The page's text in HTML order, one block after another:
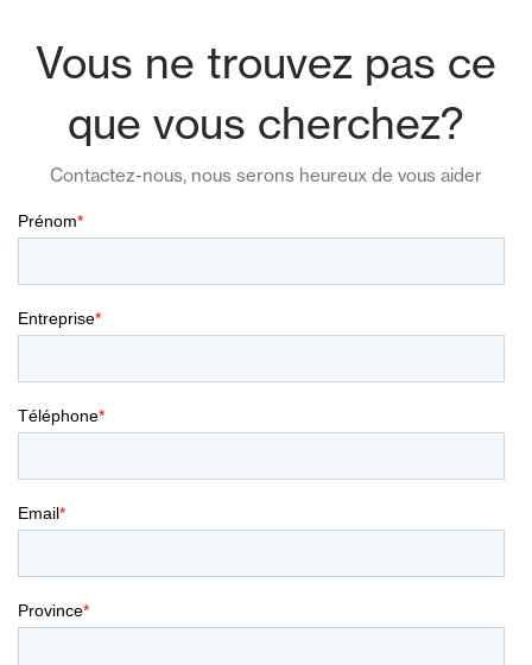
Vous ne trouvez pas ce
que vous cherchez?
Contactez-nous, nous serons heureux de vous aider